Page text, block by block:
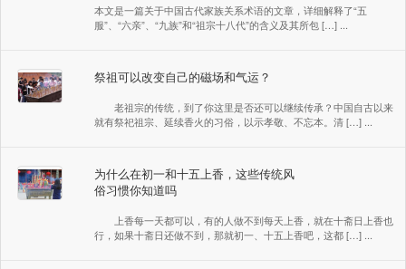
本文是一篇关于中国古代家族关系术语的文章，详细解释了“五
服”、“六亲”、“九族”和“祖宗十八代”的含义及其所包 […] ...
祭祖可以改变自己的磁场和气运？
老祖宗的传统，到了你这里是否还可以继续传承？中国自古以来
就有祭祀祖宗、延续香火的习俗，以示孝敬、不忘本。清 […] ...
为什么在初一和十五上香，这些传统风
俗习惯你知道吗
上香每一天都可以，有的人做不到每天上香，就在十斋日上香也
行，如果十斋日还做不到，那就初一、十五上香吧，这都 […] ...